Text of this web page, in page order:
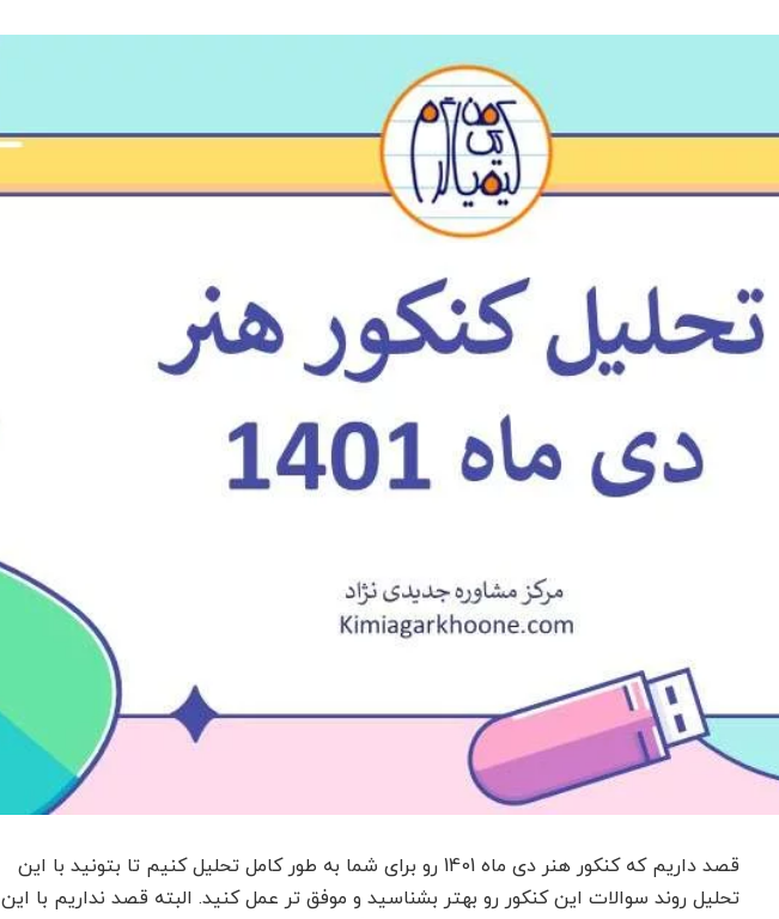
قصد داریم که کنکور هنر دی ماه 1401 رو برای شما به طور کامل تحلیل کنیم تا بتونید با این
تحلیل روند سوالات این کنکور رو بهتر بشناسید و موفق تر عمل کنید. البته قصد نداریم با این